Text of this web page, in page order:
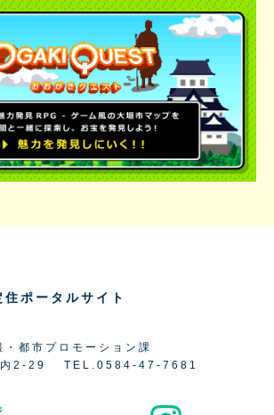
ポータルサイト
都市プロモーション課
2-29
TEL.0584-47-7681